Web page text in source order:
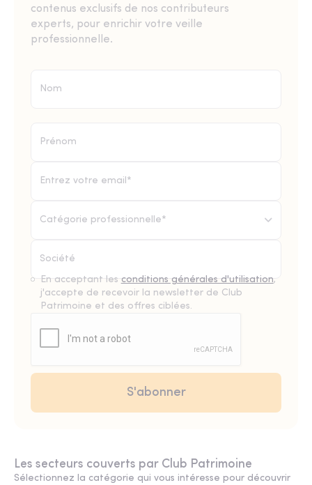
contenus exclusifs de nos contributeurs
experts, pour enrichir votre veille
professionnelle.
Catégorie professionnelle*
En acceptant les conditions générales d'utilisation,
j'accepte de recevoir la newsletter de Club
Patrimoine et des offres ciblées.
Les secteurs couverts par Club Patrimoine
Sélectionnez la catégorie qui vous intéresse pour découvrir